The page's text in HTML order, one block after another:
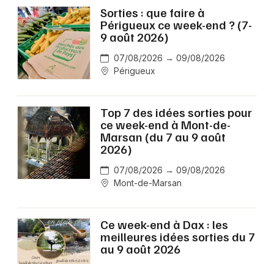
Sorties : que faire à
Périgueux ce week-end ? (7-
9 août 2026)
07/08/2026 → 09/08/2026
Périgueux
Top 7 des idées sorties pour
ce week-end à Mont-de-
Marsan (du 7 au 9 août
2026)
07/08/2026 → 09/08/2026
Mont-de-Marsan
Ce week-end à Dax : les
meilleures idées sorties du 7
au 9 août 2026